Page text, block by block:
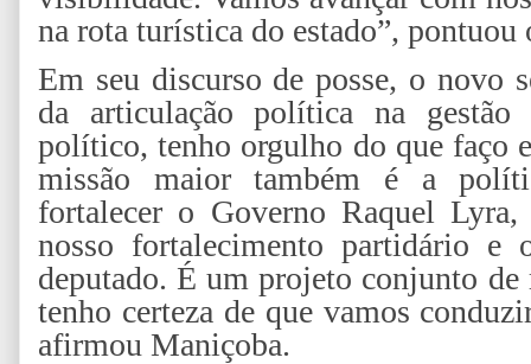
na rota turística do estado”, pontuou
Em seu discurso de posse, o novo
da articulação política na
político, tenho orgulho do que faço
missão maior também é a
fortalecer o Governo Raquel
nosso fortalecimento partidário e
deputado. É um projeto conjunto de
tenho certeza de que vamos
afirmou Maniçoba.